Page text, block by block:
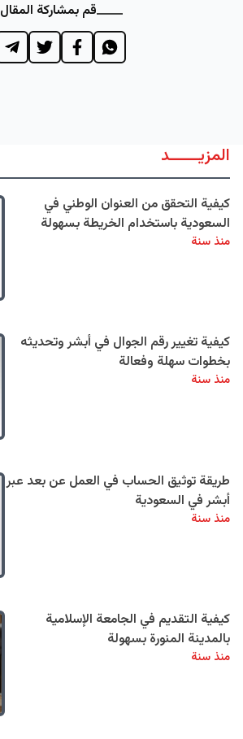
قم بمشاركة المقال
المزيــــــد
كيفية التحقق من العنوان الوطني في
السعودية باستخدام الخريطة بسهولة
منذ سنة
كيفية تغيير رقم الجوال في أبشر وتحديثه
بخطوات سهلة وفعالة
منذ سنة
طريقة توثيق الحساب في العمل عن بعد عبر
أبشر في السعودية
منذ سنة
كيفية التقديم في الجامعة الإسلامية
بالمدينة المنورة بسهولة
منذ سنة